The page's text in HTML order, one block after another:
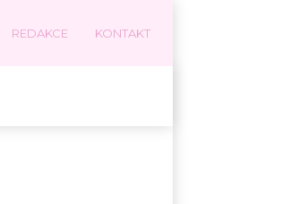
REDAKCE KONTAKT